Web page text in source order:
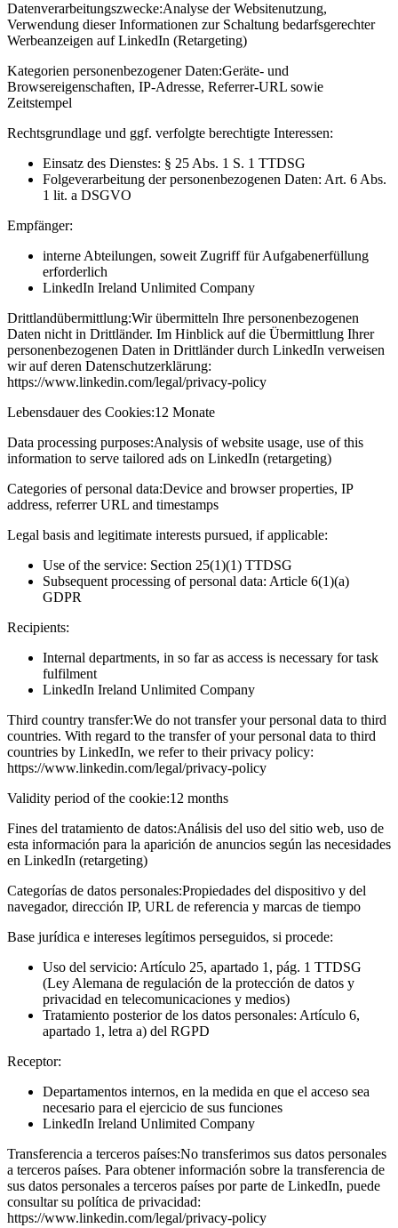
Datenverarbeitungszwecke:Analyse der Websitenutzung,
Verwendung dieser Informationen zur Schaltung bedarfsgerechter
Werbeanzeigen auf LinkedIn (Retargeting)
Kategorien personenbezogener Daten:Geräte- und
Browsereigenschaften, IP-Adresse, Referrer-URL sowie
Zeitstempel
Rechtsgrundlage und ggf. verfolgte berechtigte Interessen:
Einsatz des Dienstes: § 25 Abs. 1 S. 1 TTDSG
Folgeverarbeitung der personenbezogenen Daten: Art. 6 Abs.
1 lit. a DSGVO
Empfänger:
interne Abteilungen, soweit Zugriff für Aufgabenerfüllung
erforderlich
LinkedIn Ireland Unlimited Company
Drittlandübermittlung:Wir übermitteln Ihre personenbezogenen
Daten nicht in Drittländer. Im Hinblick auf die Übermittlung Ihrer
personenbezogenen Daten in Drittländer durch LinkedIn verweisen
wir auf deren Datenschutzerklärung:
https://www.linkedin.com/legal/privacy-policy
Lebensdauer des Cookies:12 Monate
Data processing purposes:Analysis of website usage, use of this
information to serve tailored ads on LinkedIn (retargeting)
Categories of personal data:Device and browser properties, IP
address, referrer URL and timestamps
Legal basis and legitimate interests pursued, if applicable:
Use of the service: Section 25(1)(1) TTDSG
Subsequent processing of personal data: Article 6(1)(a)
GDPR
Recipients:
Internal departments, in so far as access is necessary for task
fulfilment
LinkedIn Ireland Unlimited Company
Third country transfer:We do not transfer your personal data to third
countries. With regard to the transfer of your personal data to third
countries by LinkedIn, we refer to their privacy policy:
https://www.linkedin.com/legal/privacy-policy
Validity period of the cookie:12 months
Fines del tratamiento de datos:Análisis del uso del sitio web, uso de
esta información para la aparición de anuncios según las necesidades
en LinkedIn (retargeting)
Categorías de datos personales:Propiedades del dispositivo y del
navegador, dirección IP, URL de referencia y marcas de tiempo
Base jurídica e intereses legítimos perseguidos, si procede:
Uso del servicio: Artículo 25, apartado 1, pág. 1 TTDSG
(Ley Alemana de regulación de la protección de datos y
privacidad en telecomunicaciones y medios)
Tratamiento posterior de los datos personales: Artículo 6,
apartado 1, letra a) del RGPD
Receptor:
Departamentos internos, en la medida en que el acceso sea
necesario para el ejercicio de sus funciones
LinkedIn Ireland Unlimited Company
Transferencia a terceros países:No transferimos sus datos personales
a terceros países. Para obtener información sobre la transferencia de
sus datos personales a terceros países por parte de LinkedIn, puede
consultar su política de privacidad:
https://www.linkedin.com/legal/privacy-policy